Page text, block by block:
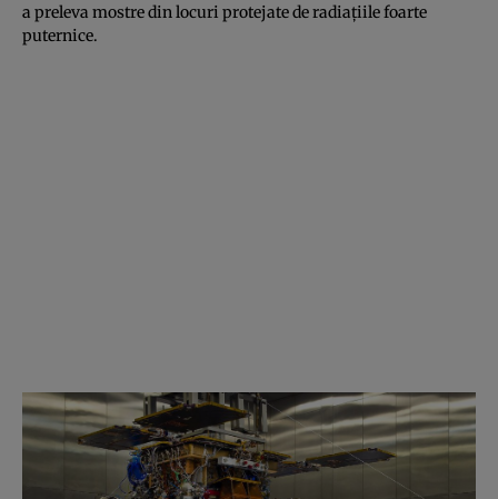
a preleva mostre din locuri protejate de radiaţiile foarte
puternice.